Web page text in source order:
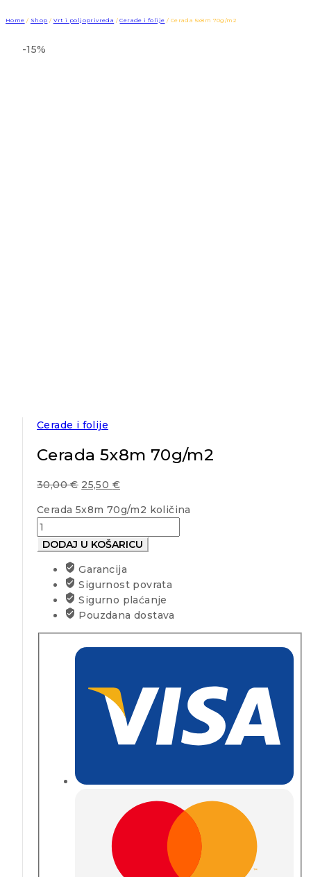
Home / Shop / Vrt i poljoprivreda / Cerade i folije / Cerada 5x8m 70g/m2
-15%
Cerade i folije
Cerada 5x8m 70g/m2
30,00€ 25,50 €
Cerada 5x8m 70g/m2 količina
DODAJ U KOŠARICU
Garancija
Sigurnost povrata
Sigurno plaćanje
Pouzdana dostava